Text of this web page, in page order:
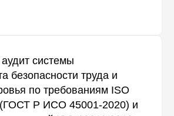
системы
безопасности труда и
по требованиям ISO
Р ИСО 45001-2020) и